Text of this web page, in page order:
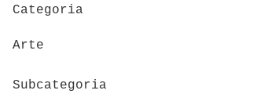
Categoria
Arte
Subcategoria